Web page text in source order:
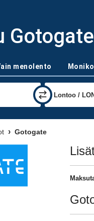
menolento
Gotogate